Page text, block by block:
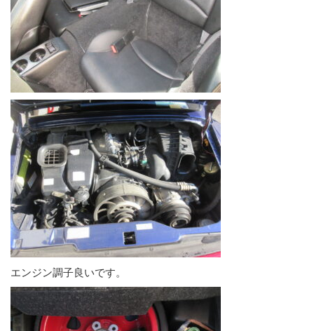
エンジン調子良いです。